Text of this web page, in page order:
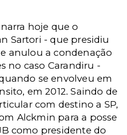
hoje que o
Sartori - que presidiu
anulou a condenação
no caso Carandiru -
se envolveu em
em 2012. Saindo de
com destino a SP,
Alckmin para a posse
como presidente do